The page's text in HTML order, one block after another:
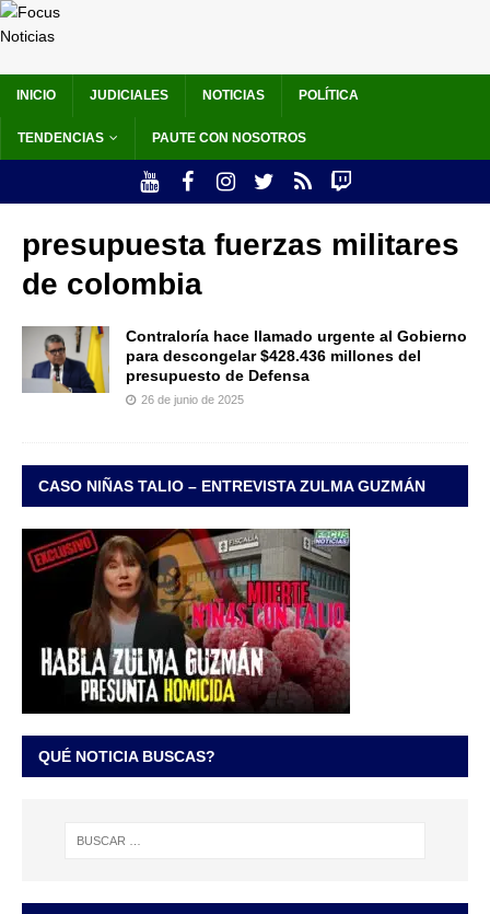
INICIO JUDICIALES NOTICIAS POLÍTICA
TENDENCIAS PAUTE CON NOSOTROS
presupuesta fuerzas militares
de colombia
Contraloría hace llamado urgente al Gobierno
para descongelar $428.436 millones del
presupuesto de Defensa
26 de junio de 2025
CASO NIÑAS TALIO – ENTREVISTA ZULMA GUZMÁN
QUÉ NOTICIA BUSCAS?